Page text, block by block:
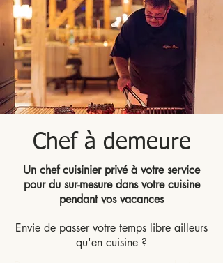
Chef à demeure
Un chef cuisinier privé à votre service
pour du sur-mesure dans votre cuisine
pendant vos vacances
Envie de passer votre temps libre ailleurs
qu'en cuisine ?